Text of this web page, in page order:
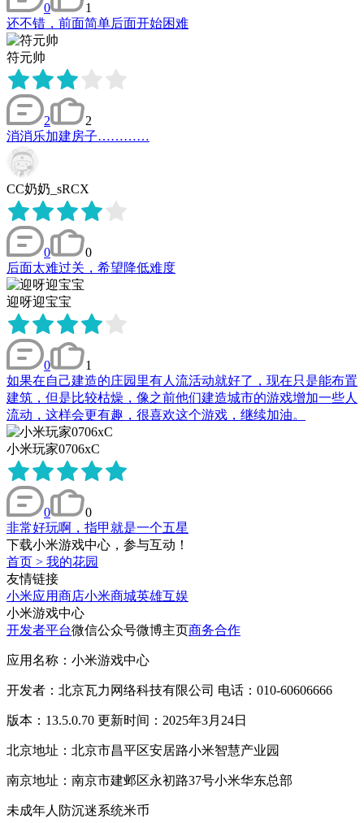
0
1
还不错，前面简单后面开始困难
符元帅
2
2
消消乐加建房子…………
CC奶奶_sRCX
0
0
后面太难过关，希望降低难度
迎呀迎宝宝
0
1
如果在自己建造的庄园里有人流活动就好了，现在只是能布置
建筑，但是比较枯燥，像之前他们建造城市的游戏增加一些人
流动，这样会更有趣，很喜欢这个游戏，继续加油。
小米玩家0706xC
0
0
非常好玩啊，指甲就是一个五星
下载小米游戏中心，参与互动！
首页 > 我的花园
友情链接
小米应用商店小米商城英雄互娱
小米游戏中心
开发者平台微信公众号微博主页商务合作
应用名称：小米游戏中心
开发者：北京瓦力网络科技有限公司 电话：010-60606666
版本：13.5.0.70 更新时间：2025年3月24日
北京地址：北京市昌平区安居路小米智慧产业园
南京地址：南京市建邺区永初路37号小米华东总部
未成年人防沉迷系统米币